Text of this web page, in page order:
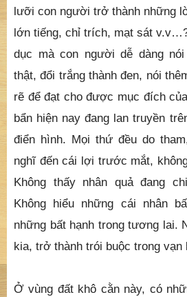
lưỡi con người trở thành những
lớn tiếng, chỉ trích, mạt sát
dục mà con người dễ dàng
thật, đổi trắng thành đen, nói
rẽ để đạt cho được mục đích
bẩn hiện nay đang lan truyền
điển hình. Mọi thứ đều do
nghĩ đến cái lợi trước mắt,
Không thấy nhân quả đang
Không hiểu những cái nhân
những bất hạnh trong tương lai.
kia, trở thành trói buộc trong vạn
Ở vùng đất khô cằn này, có